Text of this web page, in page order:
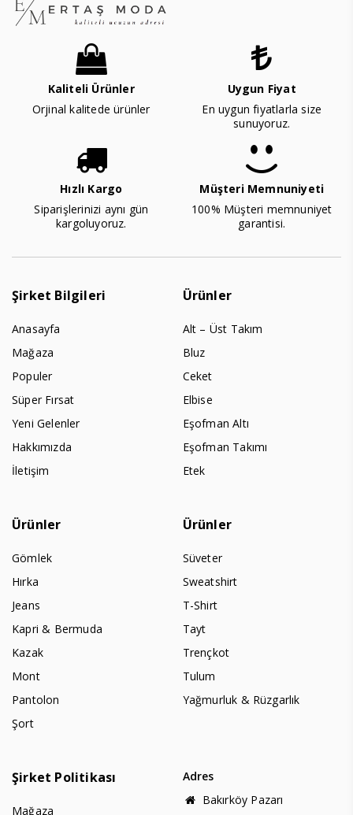
Kaliteli Ürünler
Orjinal kalitede ürünler
Uygun Fiyat
En uygun fiyatlarla size
sunuyoruz.
Hızlı Kargo
Siparişlerinizi aynı gün
kargoluyoruz.
Müşteri Memnuniyeti
100% Müşteri memnuniyet
garantisi.
Şirket Bilgileri
Anasayfa
Mağaza
Populer
Süper Fırsat
Yeni Gelenler
Hakkımızda
İletişim
Ürünler
Alt – Üst Takım
Bluz
Ceket
Elbise
Eşofman Altı
Eşofman Takımı
Etek
Ürünler
Gömlek
Hırka
Jeans
Kapri & Bermuda
Kazak
Mont
Pantolon
Şort
Ürünler
Süveter
Sweatshirt
T-Shirt
Tayt
Trençkot
Tulum
Yağmurluk & Rüzgarlık
Şirket Politikası
Mağaza
Adres
Bakırköy Pazarı